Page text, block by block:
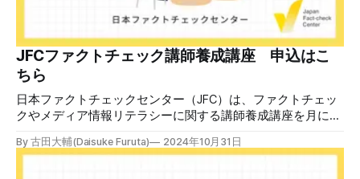
JFCファクトチェック講師養成講座 申込はこ
ちら
日本ファクトチェックセンター（JFC）は、ファクトチェッ
クやメディア情報リテラシーに関する講師養成講座を月に1
認定バッジと教室や職場などで利用可能な教材を提供しま
By 古田大輔(Daisuke Furuta) 2024年10月31日